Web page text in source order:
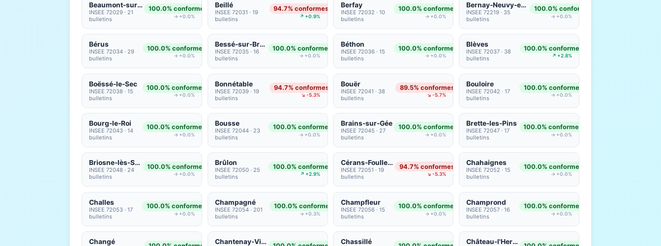
Beaumont-sur-Sarthe
INSEE 72029 · 21
bulletins
100.0% conformes
→ +0.0%
Beillé
INSEE 72031 · 19
bulletins
94.7% conformes
↗ +0.9%
Berfay
INSEE 72032 · 10
bulletins
100.0% conformes
→ +0.0%
Bernay-Neuvy-en-Champagne
INSEE 72219 · 35
bulletins
100.0% conformes
→ +0.0%
Bérus
INSEE 72034 · 29
bulletins
100.0% conformes
→ +0.0%
Bessé-sur-Braye
INSEE 72035 · 16
bulletins
100.0% conformes
→ +0.0%
Béthon
INSEE 72036 · 15
bulletins
100.0% conformes
→ +0.0%
Blèves
INSEE 72037 · 38
bulletins
100.0% conformes
↗ +2.8%
Boëssé-le-Sec
INSEE 72038 · 15
bulletins
100.0% conformes
→ +0.0%
Bonnétable
INSEE 72039 · 19
bulletins
94.7% conformes
↘ -5.3%
Bouër
INSEE 72041 · 38
bulletins
89.5% conformes
↘ -5.7%
Bouloire
INSEE 72042 · 17
bulletins
100.0% conformes
→ +0.0%
Bourg-le-Roi
INSEE 72043 · 14
bulletins
100.0% conformes
→ +0.0%
Bousse
INSEE 72044 · 23
bulletins
100.0% conformes
→ +0.0%
Brains-sur-Gée
INSEE 72045 · 27
bulletins
100.0% conformes
→ +0.0%
Brette-les-Pins
INSEE 72047 · 17
bulletins
100.0% conformes
→ +0.0%
Briosne-lès-Sables
INSEE 72048 · 24
bulletins
100.0% conformes
→ +0.0%
Brûlon
INSEE 72050 · 25
bulletins
100.0% conformes
↗ +2.9%
Cérans-Foulletourte
INSEE 72051 · 19
bulletins
94.7% conformes
↘ -5.3%
Chahaignes
INSEE 72052 · 15
bulletins
100.0% conformes
→ +0.0%
Challes
INSEE 72053 · 17
bulletins
100.0% conformes
→ +0.0%
Champagné
INSEE 72054 · 201
bulletins
100.0% conformes
→ +0.3%
Champfleur
INSEE 72056 · 15
bulletins
100.0% conformes
→ +0.0%
Champrond
INSEE 72057 · 16
bulletins
100.0% conformes
→ +0.0%
Changé Chantenay-Villedieu Chassillé Château-l'Hermitage